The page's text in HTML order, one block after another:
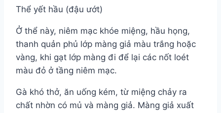
Thể yết hầu (đậu ướt)
Ở thể này, niêm mạc khóe miệng, hầu họng,
thanh quản phủ lớp màng giả màu trắng hoặc
vàng, khi gạt lớp màng đi để lại các nốt loét
màu đỏ ở tầng niêm mạc.
Gà khó thở, ăn uống kém, từ miệng chảy ra
chất nhờn có mủ và màng giả. Màng giả xuất